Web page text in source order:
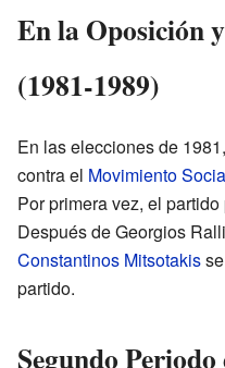
En la Oposición
(1981-1989)
En las elecciones de
contra el Movimiento
Por primera vez, el
Después de Georgios
Constantinos Mitsotakis
partido.
Segundo